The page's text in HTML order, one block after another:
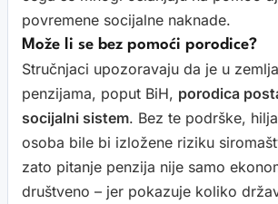
povremene socijalne naknade.
Može li se bez pomoći porodice?
Stručnjaci upozoravaju da je u
penzijama, poput BiH, porodica
socijalni sistem. Bez te podrške,
osoba bile bi izložene riziku
zato pitanje penzija nije samo
društveno – jer pokazuje koliko